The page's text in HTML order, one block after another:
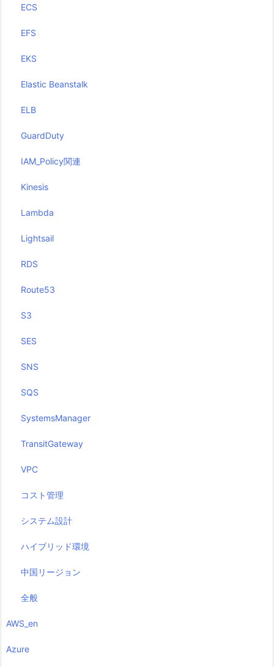
ECS
EFS
EKS
Elastic Beanstalk
ELB
GuardDuty
IAM_Policy関連
Kinesis
Lambda
Lightsail
RDS
Route53
S3
SES
SNS
SQS
SystemsManager
TransitGateway
VPC
コスト管理
システム設計
ハイブリッド環境
中国リージョン
全般
AWS_en
Azure